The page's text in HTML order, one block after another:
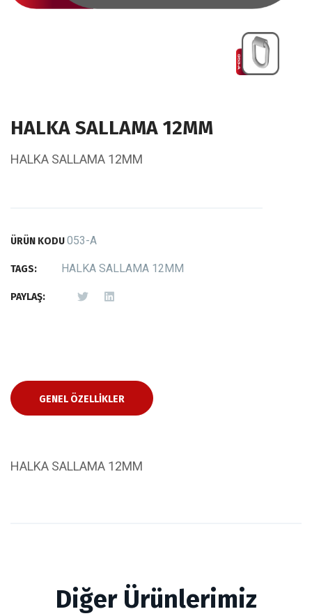
HALKA SALLAMA 12MM
HALKA SALLAMA 12MM
ÜRÜN KODU053-A
TAGS: HALKA SALLAMA 12MM
PAYLAŞ:
GENEL ÖZELLIKLER
HALKA SALLAMA 12MM
Diğer Ürünlerimiz